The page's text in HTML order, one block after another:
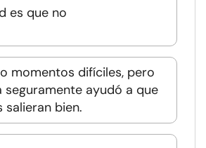
es que no
momentos difíciles, pero
seguramente ayudó a que
salieran bien.